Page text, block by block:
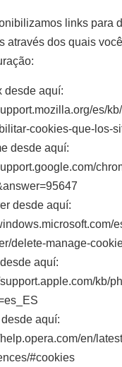
links para
através dos quais
desde aquí:
es/
cookies-que-los-
desde aquí:
desde aquí:
delete-manage-
aquí:
kb/
aquí:
en/
#cookies